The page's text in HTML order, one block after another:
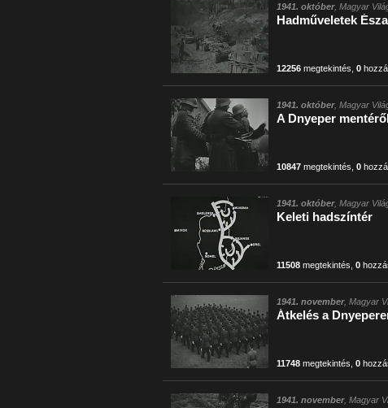
1941. október, Magyar
Hadműveletek
12256megtekintés 0
1941. október, Magyar
A Dnyeper
10847megtekintés 0
1941. október, Magyar
Keleti hadszíntér
11508megtekintés 0
1941. november, Magyar
Átkelés a
11748megtekintés 0
1941. november, Magyar